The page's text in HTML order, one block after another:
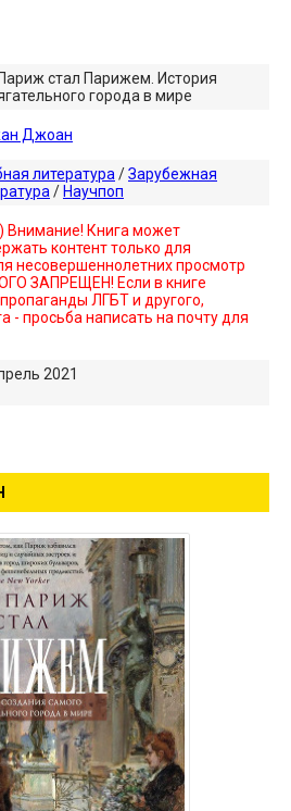
стал Парижем. История
города в мире
Джоан
литература /Зарубежная
/ Научпоп
Внимание! Книга может
контент только для
несовершеннолетних просмотр
ЗАПРЕЩЕН! Если в книге
ЛГБТ и другого,
- просьба написать на почту для
2021